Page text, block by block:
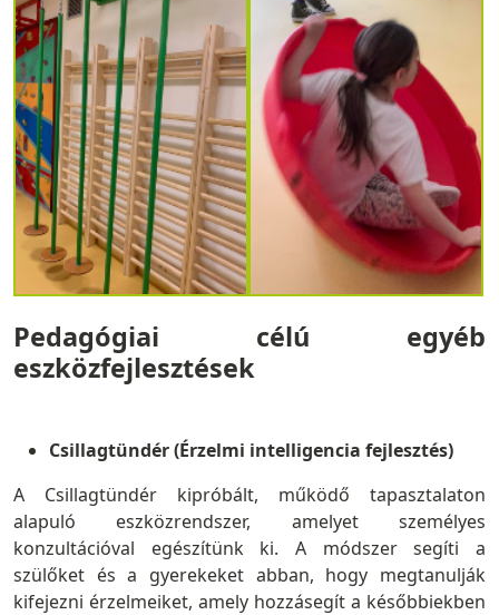
Pedagógiai célú egyéb
eszközfejlesztések
Csillagtündér (Érzelmi intelligencia fejlesztés)
A Csillagtündér kipróbált, működő tapasztalaton
alapuló eszközrendszer, amelyet személyes
konzultációval egészítünk ki. A módszer segíti a
szülőket és a gyerekeket abban, hogy megtanulják
kifejezni érzelmeiket, amely hozzásegít a későbbiekben